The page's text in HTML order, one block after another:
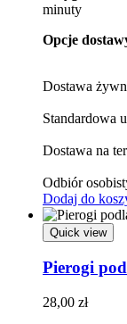
minuty
Opcje
Dostawa
Standardowa
Dostawa na
Odbiór
Dodaj do
Quick view
Pierogi
28,00 zł